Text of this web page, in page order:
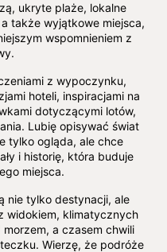
ukryte plaże, lokalne
także wyjątkowe miejsca,
wspomnieniem z
z wypoczynku,
hoteli, inspiracjami na
dotyczącymi lotów,
Lubię opisywać świat
tylko ogląda, ale chce
i historię, która buduje
miejsca.
nie tylko destynacji, ale
widokiem, klimatycznych
a czasem chwili
Wierzę, że podróże